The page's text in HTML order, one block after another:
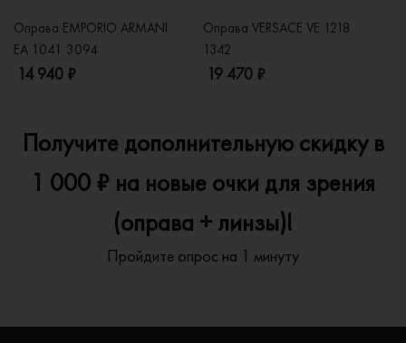
Оправа EMPORIO ARMANI
EA 1041 3094
14 940 ₽
Оправа VERSACE VE 1218
1342
19 470 ₽
Получите дополнительную скидку в
1 000 ₽ на новые очки для зрения
(оправа + линзы)!
Пройдите опрос на 1 минуту